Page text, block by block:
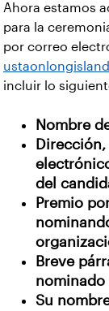
Ahora estamos
para la
por correo
incluir lo
Nombre
del
Premio
Breve
nominado
Su